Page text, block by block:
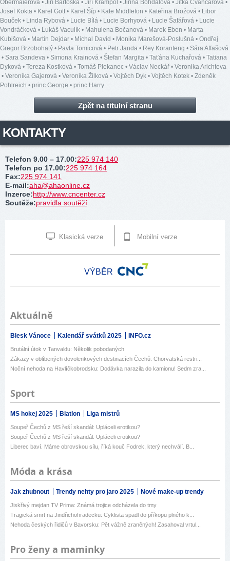
Obermaierová • Jiří Bartoška • Jiří Krampol • Jiřina Bohdalová • Jitka Čvančarová •
Josef Kokta • Karel Gott• Karel Šíp • Kate Middleton • Kateřina Brožová • Libor
Bouček • Linda Rybová • Lucie Bílá • Lucie Borhyová • Lucie Šafářová • Lucie
Vondráčková • Lukáš Vaculík • Mahulena Bočanová • Marek Eben • Marta
Kubišová • Martin Dejdar • Michal David • Monika Marešová-Poslušná • Ondřej
Gregor Brzobohatý • Pavla Tomicová • Petr Janda • Rey Koranteng • Sára Affašová
• Sara Sandeva • Simona Krainová • Štefan Margita • Taťána Kuchařová • Tatiana
Dyková • Tereza Kostková • Tomáš Plekanec • Václav Neckář • Veronika Arichteva
• Veronika Gajerová • Veronika Žilková • Vojtěch Dyk • Vojtěch Kotek • Zdeněk
Pohlreich • princ George • princ Harry
Zpět na titulní stranu
KONTAKTY
Telefon 9.00 – 17.00:225 974 140
Telefon po 17.00:225 974 164
Fax:225 974 141
E-mail:aha@ahaonline.cz
Inzerce:http://www.cncenter.cz
Soutěže:pravidla soutěží
Klasická verze Mobilní verze
VÝBĚR
Aktuálně
Blesk Vánoce Kalendář svátků 2025 INFO.cz
Brutální útok v Tanvaldu: Několik pobodaných
Zákazy v oblíbených dovolenkových destinacích Čechů: Chorvatská restri...
Noční nehoda na Havlíčkobrodsku: Dodávka narazila do kamionu! Sedm zra...
Sport
MS hokej 2025 Biatlon Liga mistrů
Soupeř Čechů z MS řeší skandál: Upláceli erotikou?
Soupeř Čechů z MS řeší skandál: Upláceli erotikou?
Liberec baví. Máme obrovskou sílu, říká kouč Fodrek, který nechválí. B...
Móda a krása
Jak zhubnout Trendy nehty pro jaro 2025 Nové make-up trendy
Jiskřivý mejdan TV Prima: Známá trojice odcházela do tmy
Tragická smrt na Jindřichohradecku: Cyklista spadl do příkopu plného k...
Nehoda českých řidičů v Bavorsku: Pět vážně zraněných! Zasahoval vrtul...
Pro ženy a maminky